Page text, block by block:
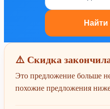
⚠️ Скидка
Это предложение больше
похожие предложения